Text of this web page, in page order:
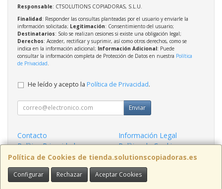
Política de Cookies de tienda.solutionscopiadoras.es
Configurar Rechazar Aceptar Cookies
Responsable: CTSOLUTIONS COPIADORAS, S.L.U.
Finalidad: Responder las consultas planteadas por el usuario y enviarle la
información solicitada; Legitimación: Consentimiento del usuario;
Destinatarios: Solo se realizan cesiones si existe una obligación legal;
Derechos: Acceder, rectificar y suprimir, así como otros derechos, como se
indica en la información adicional; Información Adicional: Puede
consultar la información completa de Protección de Datos en nuestra Política
de Privacidad
He leído y acepto la Política de Privacidad.
Enviar
Contacto
Información Legal
Política Privacidad
Política de Cookies
Condiciones de Compra
Formas de Pago
Contacto